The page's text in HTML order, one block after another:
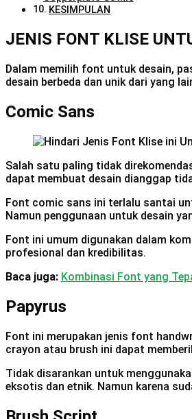
KESIMPULAN
JENIS FONT KLISE
Dalam memilih font untuk desain,
desain berbeda dan unik dari yang
Comic Sans
Salah satu paling tidak
dapat membuat desain dianggap
Font comic sans ini terlalu santai
Namun penggunaan untuk desain
Font ini umum digunakan dalam
profesional dan kredibilitas.
Baca juga: Kombinasi Font yang
Papyrus
Font ini merupakan jenis font
crayon atau brush ini dapat
Tidak disarankan untuk
eksotis dan etnik. Namun karena